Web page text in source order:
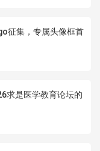
征集，专属头像框首
求是医学教育论坛的